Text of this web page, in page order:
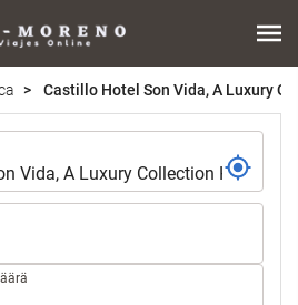
Castillo Hotel Son Vida, A Luxury